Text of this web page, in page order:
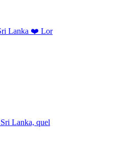
Lanka ❤️ Lor
Lanka, quel